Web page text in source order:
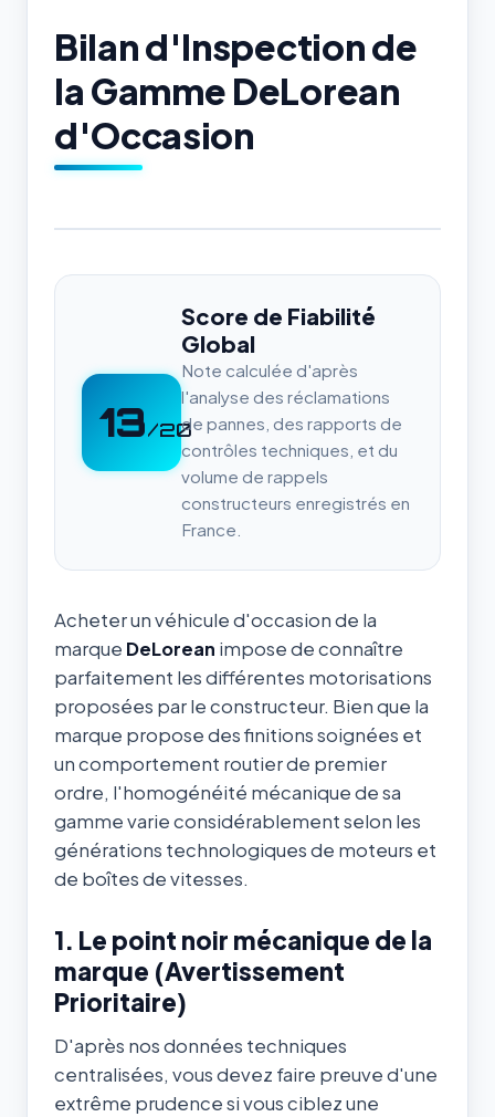
Bilan d'Inspection de
la Gamme DeLorean
d'Occasion
13/20
Score de Fiabilité
Global
Note calculée d'après
l'analyse des réclamations
de pannes, des rapports de
contrôles techniques, et du
volume de rappels
constructeurs enregistrés en
France.
Acheter un véhicule d'occasion de la
marque DeLorean impose de connaître
parfaitement les différentes motorisations
proposées par le constructeur. Bien que la
marque propose des finitions soignées et
un comportement routier de premier
ordre, l'homogénéité mécanique de sa
gamme varie considérablement selon les
générations technologiques de moteurs et
de boîtes de vitesses.
1. Le point noir mécanique de la
marque (Avertissement
Prioritaire)
D'après nos données techniques
centralisées, vous devez faire preuve d'une
extrême prudence si vous ciblez une